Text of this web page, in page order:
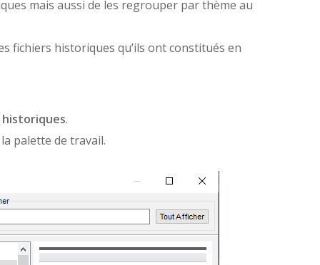
mais aussi de les regrouper par thème au
fichiers historiques qu’ils ont constitués en
.
palette de travail.